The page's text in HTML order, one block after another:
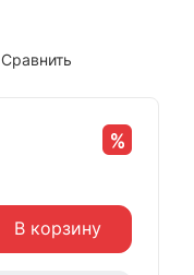
Сравнить
В корзину